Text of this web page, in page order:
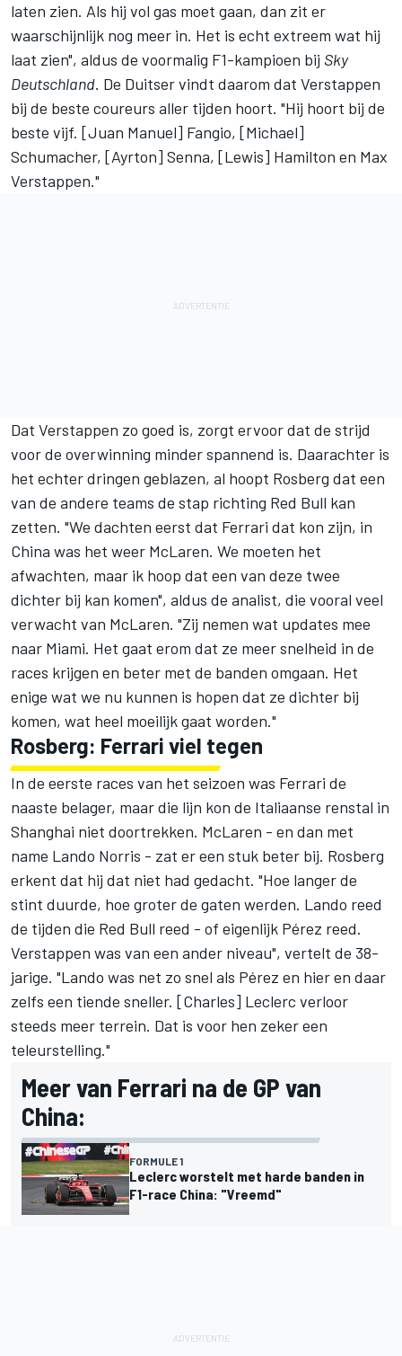
laten zien. Als hij vol gas moet gaan, dan zit er
waarschijnlijk nog meer in. Het is echt extreem wat hij
laat zien", aldus de voormalig F1-kampioen bij Sky
Deutschland. De Duitser vindt daarom dat Verstappen
bij de beste coureurs aller tijden hoort. "Hij hoort bij de
beste vijf. [Juan Manuel] Fangio, [Michael]
Schumacher, [Ayrton] Senna, [Lewis] Hamilton en Max
Verstappen."
Dat Verstappen zo goed is, zorgt ervoor dat de strijd
voor de overwinning minder spannend is. Daarachter is
het echter dringen geblazen, al hoopt Rosberg dat een
van de andere teams de stap richting Red Bull kan
zetten. "We dachten eerst dat Ferrari dat kon zijn, in
China was het weer McLaren. We moeten het
afwachten, maar ik hoop dat een van deze twee
dichter bij kan komen", aldus de analist, die vooral veel
verwacht van McLaren. "Zij nemen wat updates mee
naar Miami. Het gaat erom dat ze meer snelheid in de
races krijgen en beter met de banden omgaan. Het
enige wat we nu kunnen is hopen dat ze dichter bij
komen, wat heel moeilijk gaat worden."
Rosberg: Ferrari viel tegen
In de eerste races van het seizoen was Ferrari de
naaste belager, maar die lijn kon de Italiaanse renstal in
Shanghai niet doortrekken. McLaren - en dan met
name Lando Norris - zat er een stuk beter bij. Rosberg
erkent dat hij dat niet had gedacht. "Hoe langer de
stint duurde, hoe groter de gaten werden. Lando reed
de tijden die Red Bull reed - of eigenlijk Pérez reed.
Verstappen was van een ander niveau", vertelt de 38-
jarige. "Lando was net zo snel als Pérez en hier en daar
zelfs een tiende sneller. [Charles] Leclerc verloor
steeds meer terrein. Dat is voor hen zeker een
teleurstelling."
Meer van Ferrari na de GP van
China:
FORMULE 1
Leclerc worstelt met harde banden in
F1-race China: "Vreemd"